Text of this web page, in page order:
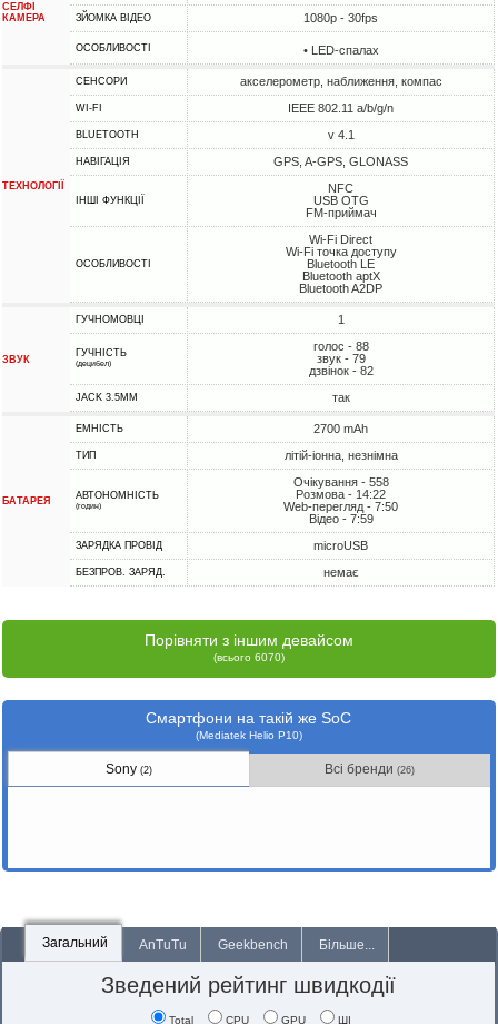
СЕЛФІ
КАМЕРА
ЗЙОМКА ВІДЕО 1080p - 30fps
ОСОБЛИВОСТІ • LED-спалах
ТЕХНОЛОГІЇ
СЕНСОРИ акселерометр, наближення, компас
WI-FI IEEE 802.11 a/b/g/n
BLUETOOTH v 4.1
НАВІГАЦІЯ GPS, A-GPS, GLONASS
ІНШІ ФУНКЦІЇ
NFC
USB OTG
FM-приймач
ОСОБЛИВОСТІ
Wi-Fi Direct
Wi-Fi точка доступу
Bluetooth LE
Bluetooth aptX
Bluetooth A2DP
ЗВУК
ГУЧНОМОВЦІ 1
ГУЧНІСТЬ
(децибел)
голос - 88
звук - 79
дзвінок - 82
JACK 3.5MM так
БАТАРЕЯ
ЕМНІСТЬ 2700 mAh
ТИП літій-іонна, незнімна
АВТОНОМНІСТЬ
(годин)
Очікування - 558
Розмова - 14:22
Web-перегляд - 7:50
Відео - 7:59
ЗАРЯДКА ПРОВІД microUSB
БЕЗПРОВ. ЗАРЯД. немає
Порівняти з іншим девайсом
(всього 6070)
Смартфони на такій же SoC
(Mediatek Helio P10)
Sony (2) Всі бренди(26)
Загальний AnTuTu Geekbench Більше...
Зведений рейтинг швидкодії
Total CPU GPU ШІ